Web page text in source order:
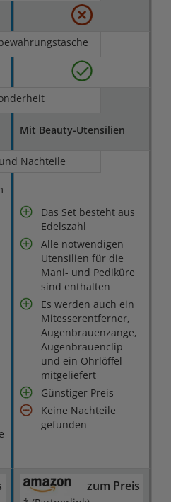
Mit Beauty-Utensilien
Nachteile
Das Set besteht aus
Edelszahl
Alle notwendigen
Utensilien für die
Mani- und Pediküre
sind enthalten
Es werden auch ein
Mitesserentferner,
Augenbrauenzange,
Augenbrauenclip
und ein Ohrlöffel
mitgeliefert
Günstiger Preis
Keine Nachteile
gefunden
zum Preis